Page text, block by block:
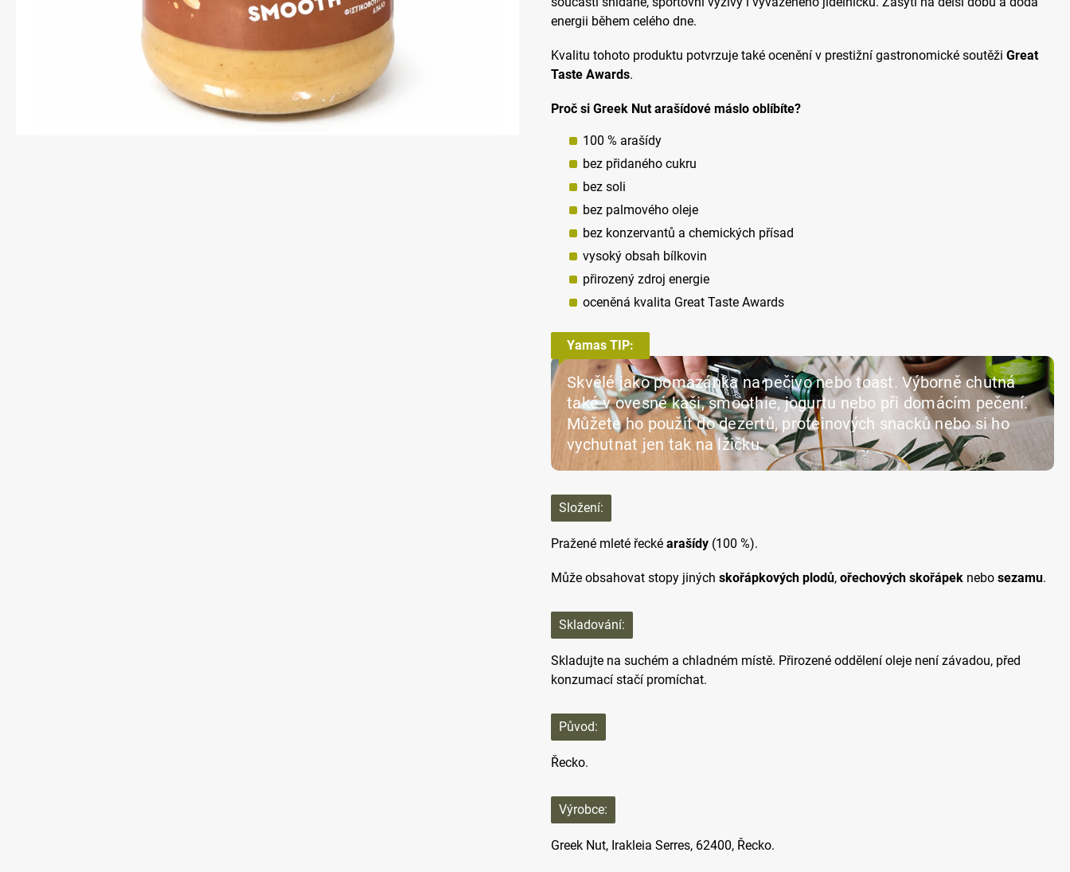
energii během celého dne.
Kvalitu tohoto produktu potvrzuje také ocenění v prestižní gastronomické soutěži Great
Taste Awards.
Proč si Greek Nut arašídové máslo oblíbíte?
100 % arašídy
bez přidaného cukru
bez soli
bez palmového oleje
bez konzervantů a chemických přísad
vysoký obsah bílkovin
přirozený zdroj energie
oceněná kvalita Great Taste Awards
Yamas TIP:
Skvělé jako pomazánka na pečivo nebo toast. Výborně chutná
také v ovesné kaši, smoothie, jogurtu nebo při domácím pečení.
Můžete ho použít do dezertů, proteinových snacků nebo si ho
vychutnat jen tak na lžičku.
Složení:
Pražené mleté řecké arašídy (100 %).
Může obsahovat stopy jiných skořápkových plodů, ořechových skořápek nebo sezamu.
Skladování:
Skladujte na suchém a chladném místě. Přirozené oddělení oleje není závadou, před
konzumací stačí promíchat.
Původ:
Řecko.
Výrobce:
Greek Nut, Irakleia Serres, 62400, Řecko.